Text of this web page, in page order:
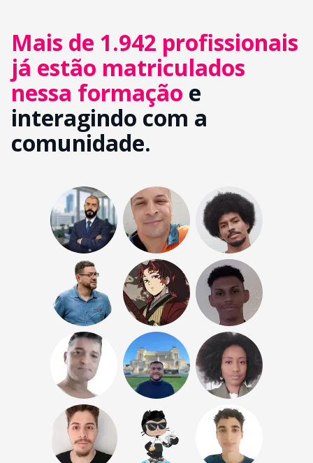
Mais de 1.942 profissionais
já estão matriculados
nessa formação e
interagindo com a
comunidade.